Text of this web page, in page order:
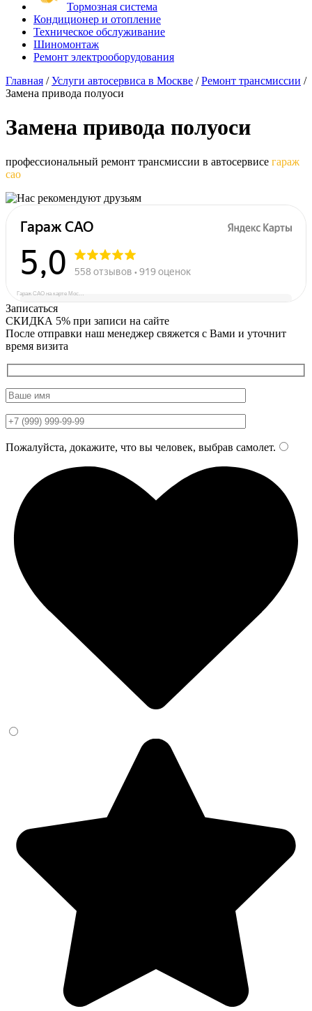
Тормозная система
Кондиционер и отопление
Техническое обслуживание
Шиномонтаж
Ремонт электрооборудования
Главная /Услуги автосервиса в Москве /Ремонт трансмиссии /
Замена привода полуоси
Замена привода полуоси
профессиональный ремонт трансмиссии в автосервисе гараж
сао
Гараж САО на карте Москвы — Яндекс Карты
Записаться
СКИДКА 5% при записи на сайте
После отправки наш менеджер свяжется с Вами и уточнит
время визита
Пожалуйста, докажите, что вы человек, выбрав самолет.